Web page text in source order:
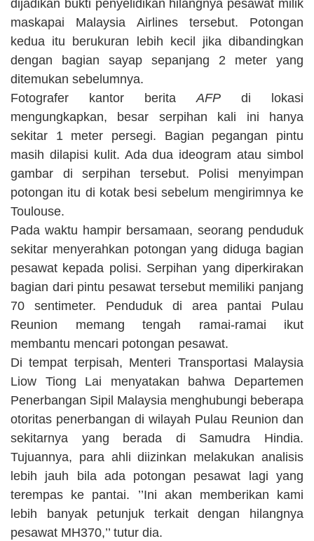
dijadikan bukti penyelidikan hilangnya pesawat milik
maskapai Malaysia Airlines tersebut. Potongan
kedua itu berukuran lebih kecil jika dibandingkan
dengan bagian sayap sepanjang 2 meter yang
ditemukan sebelumnya.
Fotografer kantor beritaAFP di lokasi
mengungkapkan, besar serpihan kali ini hanya
sekitar 1 meter persegi. Bagian pegangan pintu
masih dilapisi kulit. Ada dua ideogram atau simbol
gambar di serpihan tersebut. Polisi menyimpan
potongan itu di kotak besi sebelum mengirimnya ke
Toulouse.
Pada waktu hampir bersamaan, seorang penduduk
sekitar menyerahkan potongan yang diduga bagian
pesawat kepada polisi. Serpihan yang diperkirakan
bagian dari pintu pesawat tersebut memiliki panjang
70 sentimeter. Penduduk di area pantai Pulau
Reunion memang tengah ramai-ramai ikut
membantu mencari potongan pesawat.
Di tempat terpisah, Menteri Transportasi Malaysia
Liow Tiong Lai menyatakan bahwa Departemen
Penerbangan Sipil Malaysia menghubungi beberapa
otoritas penerbangan di wilayah Pulau Reunion dan
sekitarnya yang berada di Samudra Hindia.
Tujuannya, para ahli diizinkan melakukan analisis
lebih jauh bila ada potongan pesawat lagi yang
terempas ke pantai. ’’Ini akan memberikan kami
lebih banyak petunjuk terkait dengan hilangnya
pesawat MH370,’’ tutur dia.